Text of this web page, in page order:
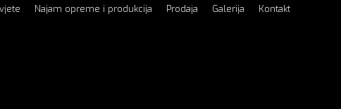
Najam opreme i produkcija Prodaja Galerija Kontakt